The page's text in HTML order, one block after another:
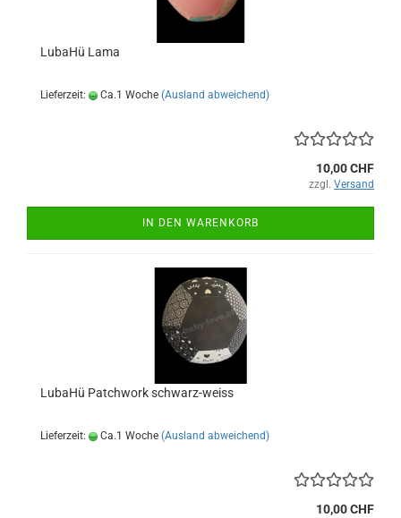
LubaHü Lama
Lieferzeit: Ca.1 Woche (Ausland abweichend)
10,00 CHF
zzgl. Versand
IN DEN WARENKORB
LubaHü Patchwork schwarz-weiss
Lieferzeit: Ca.1 Woche (Ausland abweichend)
10,00 CHF